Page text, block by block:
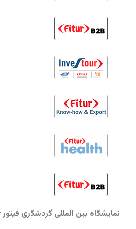
نمایشگاه بین المللی گردشگری فیتور ۲۰۱۶